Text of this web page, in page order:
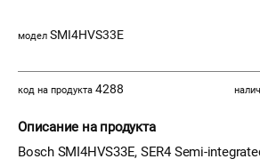
модел SMI4HVS33E
код на продукта 4288
Описание на продукта
Bosch SMI4HVS33E, SER4 Semi-